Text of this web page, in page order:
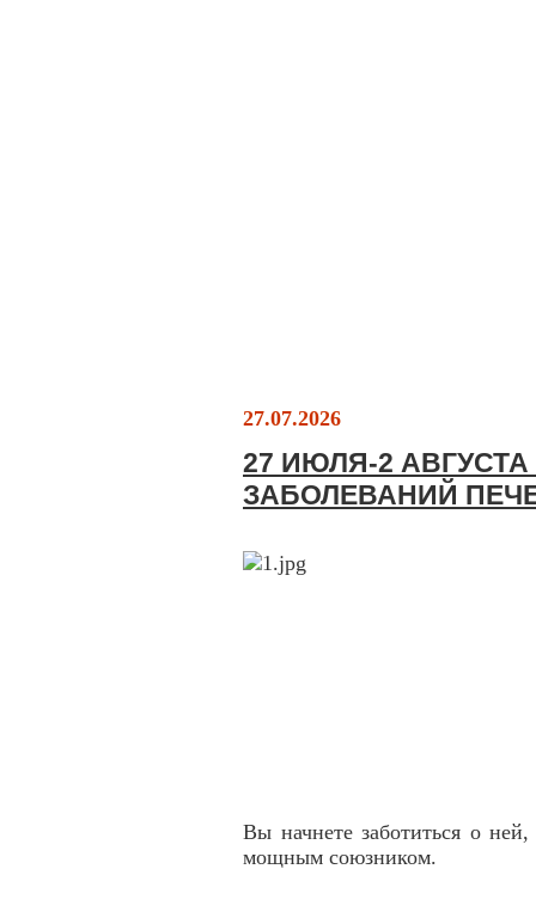
27.07.2026
27 ИЮЛЯ-2
ЗАБОЛЕВАНИЙ
Вы начнете заботиться о
мощным союзником.